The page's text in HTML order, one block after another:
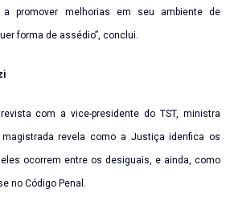
a promover melhorias em seu ambiente de
forma de assédio”, conclui.
com a vice-presidente do TST, ministra
magistrada revela como a Justiça idenfica os
ocorrem entre os desiguais, e ainda, como
no Código Penal.